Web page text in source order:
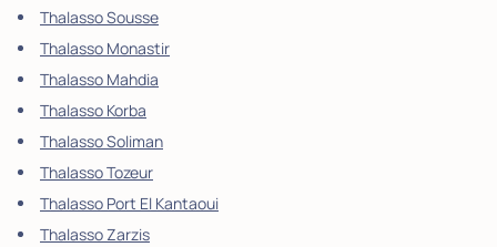
Thalasso Sousse
Thalasso Monastir
Thalasso Mahdia
Thalasso Korba
Thalasso Soliman
Thalasso Tozeur
Thalasso Port El Kantaoui
Thalasso Zarzis